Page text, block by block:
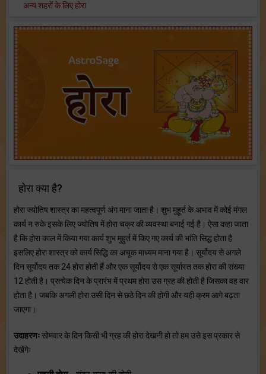
अन्य शहरों के लिए होरा
होरा क्या है?
होरा ज्योतिष शास्त्र का महत्वपूर्ण अंग माना जाता है। शुभ मुहूर्त के अभाव में कोई मंगल
कार्य न रुके इसके लिए ज्योतिष में होरा चक्र की व्यवस्था बनाई गई है। ऐसा कहा जाता
है कि होरा काल में किया गया कार्य शुभ मुहुर्त में किए गए कार्य की भांति सिद्ध होता है
इसलिए होरा शास्त्र को कार्य सिद्धि का अचूक माध्यम माना गया है। सूर्योदय से अगले
दिन सूर्योदय तक 24 होरा होती हैं और एक सूर्योदय से एक सूर्यास्त तक होरा की संख्या
12 होती है। प्रत्येक दिन के प्रारंभ में प्रथम होरा उस ग्रह की होती है जिसका वह वार
होता है। जबकि अगली होरा उसी दिन से छठे दिन की होगी और यही क्रम आगे बढ़ता
जाएगा।
उदाहरणःसोमवार के दिन किसी भी ग्रह की होरा देखनी हो तो हम उसे इस प्रकार से
देखेंगेः